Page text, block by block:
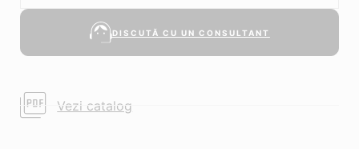
DISCUTĂ CU UN CONSULTANT
Vezi catalog